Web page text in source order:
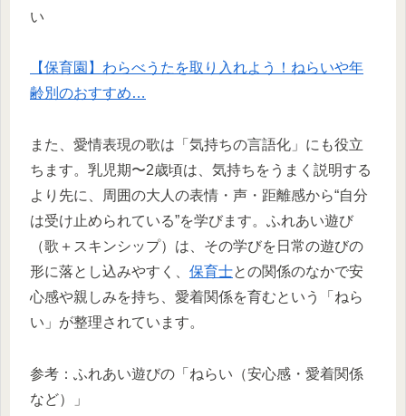
い
【保育園】わらべうたを取り入れよう！ねらいや年
齢別のおすすめ…
また、愛情表現の歌は「気持ちの言語化」にも役立
ちます。乳児期〜2歳頃は、気持ちをうまく説明する
より先に、周囲の大人の表情・声・距離感から“自分
は受け止められている”を学びます。ふれあい遊び
（歌＋スキンシップ）は、その学びを日常の遊びの
形に落とし込みやすく、 保育士との関係のなかで安
心感や親しみを持ち、愛着関係を育むという「ねら
い」が整理されています。
参考：ふれあい遊びの「ねらい（安心感・愛着関係
など）」